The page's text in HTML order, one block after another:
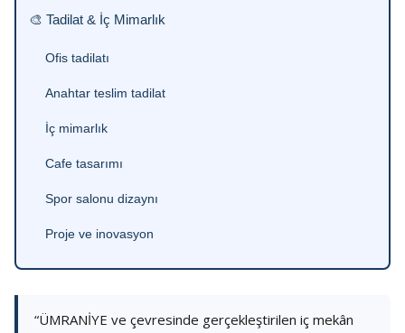
🎨 Tadilat & İç Mimarlık
Ofis tadilatı
Anahtar teslim tadilat
İç mimarlık
Cafe tasarımı
Spor salonu dizaynı
Proje ve inovasyon
“ÜMRANİYE ve çevresinde gerçekleştirilen iç mekân